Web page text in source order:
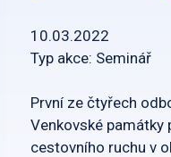
10.03.2022
Typ akce: Seminář
První ze čtyřech
Venkovské
cestovního ruchu v